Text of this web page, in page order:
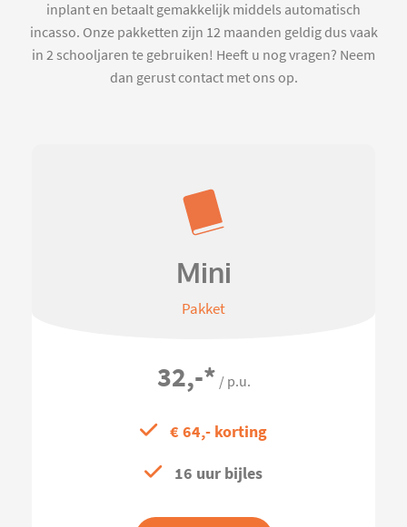
inplant en betaalt gemakkelijk middels automatisch
incasso. Onze pakketten zijn 12 maanden geldig dus vaak
in 2 schooljaren te gebruiken! Heeft u nog vragen? Neem
dan gerust contact met ons op.
Mini
Pakket
32,-* / p.u.
€ 64,- korting
16 uur bijles